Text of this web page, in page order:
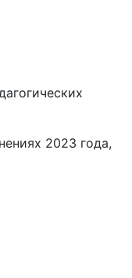
2023 года,